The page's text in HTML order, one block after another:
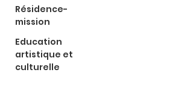
Résidence-
mission
Education
artistique et
culturelle